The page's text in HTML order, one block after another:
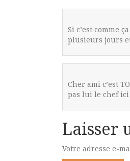
Si c’est comme
plusieurs jours
Cher ami c’est
pas lui le chef ici
Laisser
Votre adresse e-